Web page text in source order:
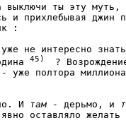
ты эту муть,
и прихлебывая
:
интересно знать,
45)
?
уже полтора
И
там - дерьмо, и
оставляло желать